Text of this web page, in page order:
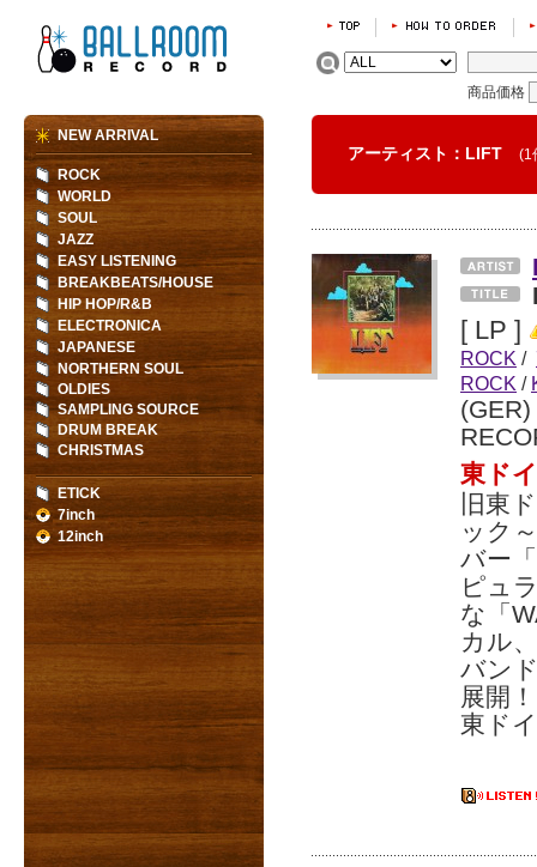
商品価格
アーティスト：LIFT (1
[ LP ]
ROCK /
ROCK /
(GER)
東ド
旧東
ック
バー
ピュ
な「
カル
バン
展開！
東ド
NEW ARRIVAL
ROCK
WORLD
SOUL
JAZZ
EASY LISTENING
BREAKBEATS/HOUSE
HIP HOP/R&B
ELECTRONICA
JAPANESE
NORTHERN SOUL
OLDIES
SAMPLING SOURCE
DRUM BREAK
CHRISTMAS
ETICK
7inch
12inch